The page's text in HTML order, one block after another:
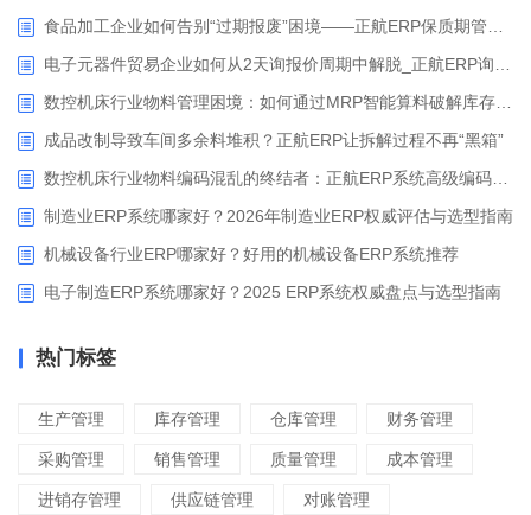
成品改制导致车间多余料堆积？正航ERP让拆解过程不再“黑箱”
制造业ERP系统哪家好？2026年制造业ERP权威评估与选型指南
机械设备行业ERP哪家好？好用的机械设备ERP系统推荐
电子制造ERP系统哪家好？2025 ERP系统权威盘点与选型指南
热门标签
生产管理 库存管理 仓库管理 财务管理
采购管理 销售管理 质量管理 成本管理
进销存管理 供应链管理 对账管理